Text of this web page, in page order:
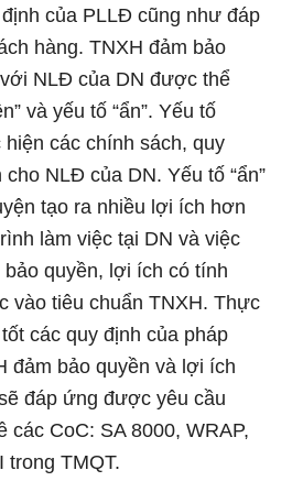
của PLLĐ cũng như đáp
hàng. TNXH đảm bảo
NLĐ của DN được thể
và yếu tố “ẩn”. Yếu tố
hiện các chính sách, quy
NLĐ của DN. Yếu tố “ẩn”
tạo ra nhiều lợi ích hơn
làm việc tại DN và việc
quyền, lợi ích có tính
vào tiêu chuẩn TNXH. Thực
các quy định của pháp
đảm bảo quyền và lợi ích
đáp ứng được yêu cầu
các CoC: SA 8000, WRAP,
trong TMQT.